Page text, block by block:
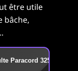
être utile
bâche,
Paracord 325